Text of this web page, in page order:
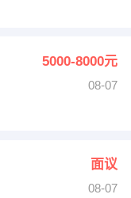
5000-8000元
08-07
面议
08-07